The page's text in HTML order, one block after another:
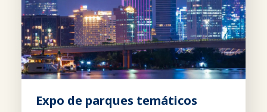
Expo de parques temáticos